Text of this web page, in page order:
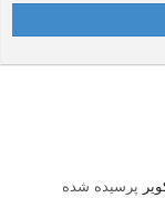
پرسیده شده